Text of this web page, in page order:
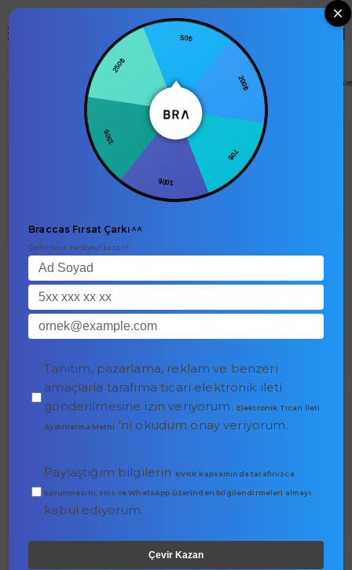
0
50₺
200₺
70₺
100₺
150₺
250₺
Braccas Fırsat Çarkı^^
Çarkı çevir, hediyeyi kazan!
Tanıtım, pazarlama, reklam ve benzeri
amaçlarla tarafıma ticari elektronik ileti
gönderilmesine izin veriyorum. Elektronik Ticari İleti
Aydınlatma Metni 'ni okudum onay veriyorum.
Paylaştığım bilgilerin KVKK kapsamında tarafınızca
korunmasını, sms ve WhatsApp üzerinden bilgilendirmeleri almayı
kabul ediyorum.
Çevir Kazan